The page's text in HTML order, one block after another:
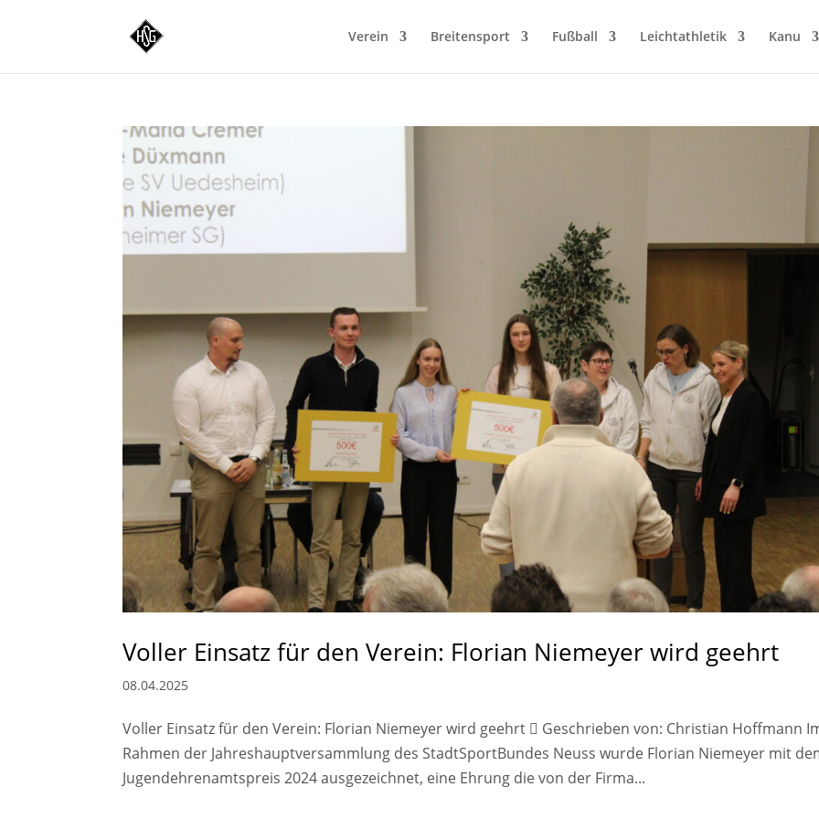
Verein Breitensport Fußball Leichtathletik Kanu
Voller Einsatz für den Verein: Florian Niemeyer wird geehrt
08.04.2025
Voller Einsatz für den Verein: Florian Niemeyer wird geehrt  Geschrieben von: Christian Hoffmann
Rahmen der Jahreshauptversammlung des StadtSportBundes Neuss wurde Florian Niemeyer mit
Jugendehrenamtspreis 2024 ausgezeichnet, eine Ehrung die von der Firma...